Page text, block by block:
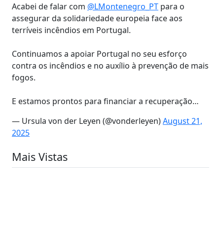
Acabei de falar com @LMontenegro_PT para o
assegurar da solidariedade europeia face aos
terríveis incêndios em Portugal.
Continuamos a apoiar Portugal no seu esforço
contra os incêndios e no auxílio à prevenção de mais
fogos.
E estamos prontos para financiar a recuperação…
— Ursula von der Leyen (@vonderleyen)August 21,
2025
Mais Vistas